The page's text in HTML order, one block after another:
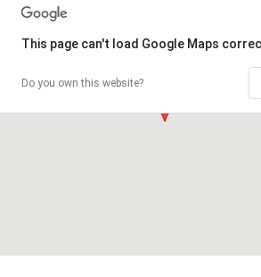
This page can't load Google Maps
Do you own this website?